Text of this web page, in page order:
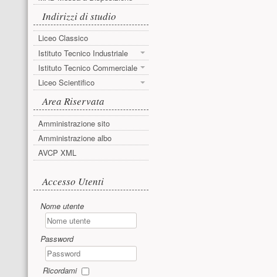
Indirizzi di studio
Liceo Classico
Istituto Tecnico Industriale
Istituto Tecnico Commerciale
Liceo Scientifico
Area Riservata
Amministrazione sito
Amministrazione albo
AVCP XML
Accesso utente
Accesso Utenti
Nome utente
Password
Ricordami